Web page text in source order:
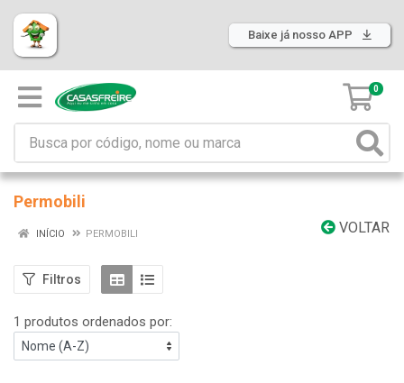
Baixe já nosso APP
0
Permobili
VOLTAR
INÍCIO PERMOBILI
Filtros
1 produtos ordenados por: